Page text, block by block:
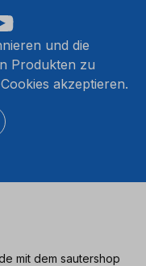
und die
Produkten zu
akzeptieren.
mit dem sautershop